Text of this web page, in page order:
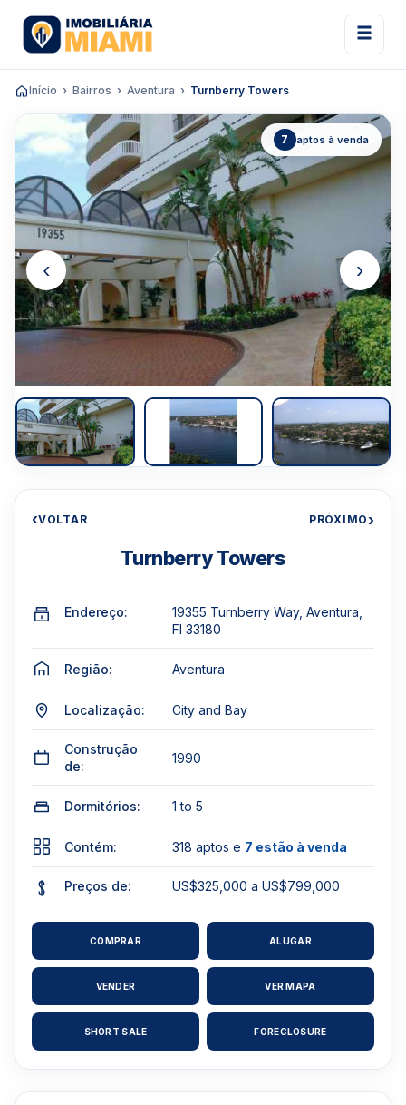
Início Bairros Aventura Turnberry Towers
7 aptos à venda
‹ ›
‹VOLTAR PRÓXIMO›
Turnberry Towers
Endereço:
19355 Turnberry Way, Aventura,
Fl 33180
Região: Aventura
Localização: City and Bay
Construção
de:
1990
Dormitórios: 1 to 5
Contém: 318 aptos e 7 estão à venda
Preços de: US$325,000 a US$799,000
COMPRAR ALUGAR
VENDER VER MAPA
SHORT SALE FORECLOSURE